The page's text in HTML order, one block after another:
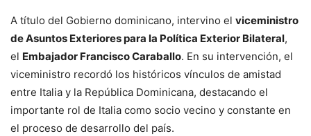
A título del Gobierno dominicano, intervino el viceministro
de Asuntos Exteriores para la Política Exterior Bilateral,
el Embajador Francisco Caraballo. En su intervención, el
viceministro recordó los históricos vínculos de amistad
entre Italia y la República Dominicana, destacando el
importante rol de Italia como socio vecino y constante en
el proceso de desarrollo del país.